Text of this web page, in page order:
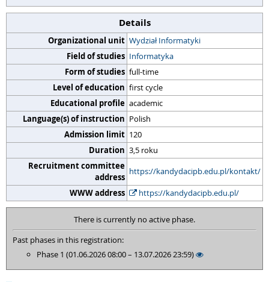
Details
Organizational unit Wydział Informatyki
Field of studies Informatyka
Form of studies full-time
Level of education first cycle
Educational profile academic
Language(s) of instruction Polish
Admission limit 120
Duration 3,5 roku
Recruitment committee
address
https://kandydacipb.edu.pl/kontakt/
WWW address
https://kandydacipb.edu.pl/
There is currently no active phase.
Past phases in this registration:
Phase 1 (01.06.2026 08:00 – 13.07.2026 23:59)